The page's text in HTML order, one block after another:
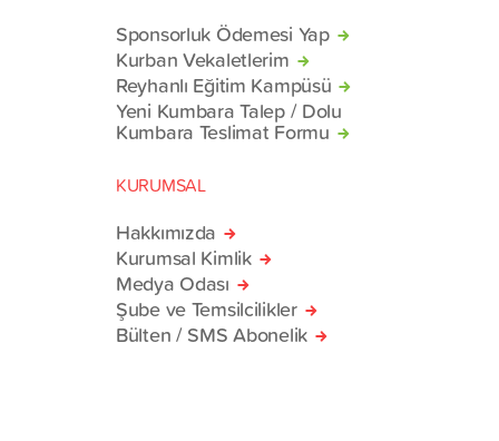
Sponsorluk Ödemesi Yap
Kurban Vekaletlerim
Reyhanlı Eğitim Kampüsü
Yeni Kumbara Talep / Dolu
Kumbara Teslimat Formu
KURUMSAL
Hakkımızda
Kurumsal Kimlik
Medya Odası
Şube ve Temsilcilikler
Bülten / SMS Abonelik